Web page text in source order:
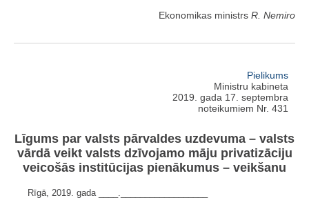
Ekonomikas ministrs R. Nemiro
Pielikums
Ministru kabineta
2019. gada 17. septembra
noteikumiem Nr. 431
Līgums par valsts pārvaldes uzdevuma – valsts
vārdā veikt valsts dzīvojamo māju privatizāciju
veicošās institūcijas pienākumus – veikšanu
Rīgā, 2019. gada ____.__________________